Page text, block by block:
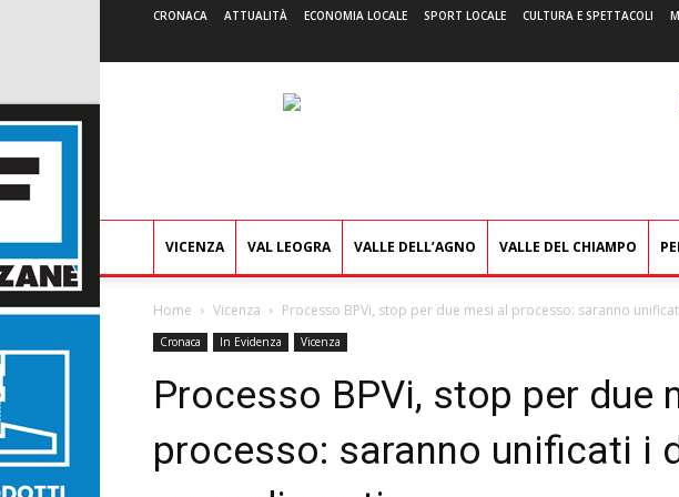
CRONACA ATTUALITÀ ECONOMIA LOCALE SPORT LOCALE CULTURA E SPETTACOLI
VICENZA VAL LEOGRA VALLE DELL’AGNO VALLE DEL CHIAMPO
Home Vicenza Processo BPVi, stop per due mesi al processo: saranno
Cronaca In Evidenza Vicenza
Processo BPVi, stop per due
processo: saranno unificati i